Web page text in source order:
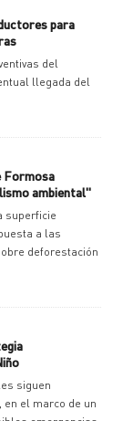
para
del
llegada del
Formosa
ambiental"
superficie
a las
deforestación
siguen
en el marco de un